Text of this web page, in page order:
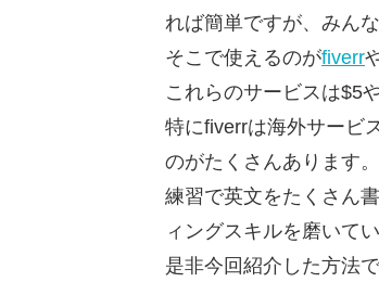
れば簡単ですが、みん
そこで使えるのがfiverr
これらのサービスは$5
特にfiverrは海外サービ
のがたくさんあります。
練習で英文をたくさん
ィングスキルを磨いて
是非今回紹介した方法